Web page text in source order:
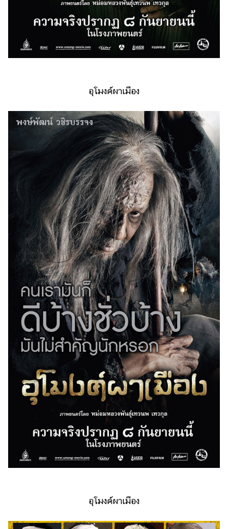
อุโมงค์ผาเมือง
อุโมงค์ผาเมือง